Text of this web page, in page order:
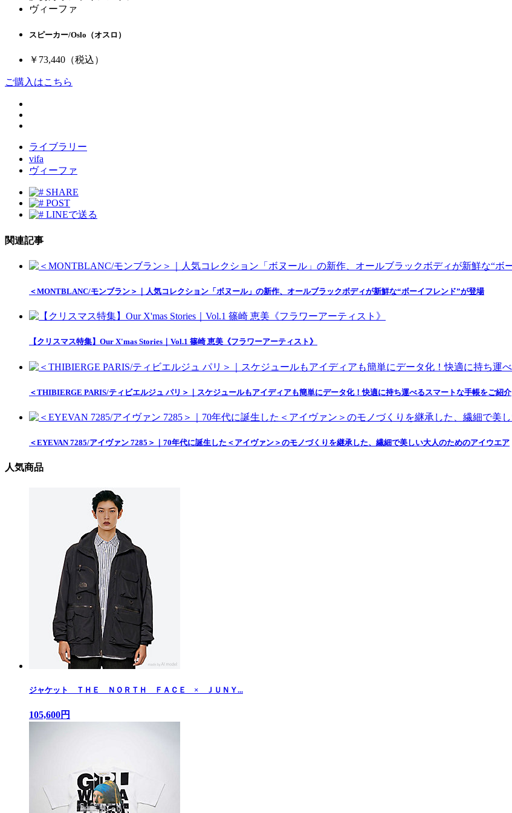
ヴィーファ
スピーカー/Oslo（オスロ）
￥73,440 （税込）
ご購入はこちら
ライブラリー
vifa
ヴィーファ
SHARE
POST
LINEで送る
関連記事
＜MONTBLANC/モンブラン＞｜人気コレクション「ボヌール」の新作、オールブラックボディが新鮮な“ボーイフレンド”が登場
【クリスマス特集】Our X'mas Stories｜Vol.1 篠崎 恵美《フラワーアーティスト》
＜THIBIERGE PARIS/ティビエルジュ パリ＞｜スケジュールもアイディアも簡単にデータ化！快適に持ち運べるスマートな手帳をご紹介
＜EYEVAN 7285/アイヴァン 7285＞｜70年代に誕生した＜アイヴァン＞のモノづくりを継承した、繊細で美しい大人のためのアイウエア
人気商品
ジャケット ＴＨＥ ＮＯＲＴＨ ＦＡＣＥ × ＪＵＮＹ...
105,600円